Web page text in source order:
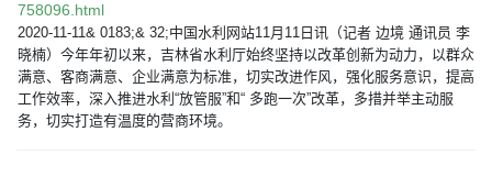
758096.html
2020-11-11& 0183;& 32;中国水利网站11月11日讯（记者 边境 通讯员 李
晓楠）今年年初以来，吉林省水利厅始终坚持以改革创新为动力，以群众
满意、客商满意、企业满意为标准，切实改进作风，强化服务意识，提高
工作效率，深入推进水利“放管服”和“ 多跑一次”改革，多措并举主动服
务，切实打造有温度的营商环境。